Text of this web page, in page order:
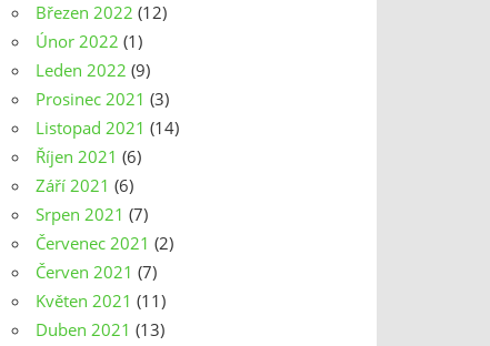
Březen 2022 (12)
Únor 2022 (1)
Leden 2022 (9)
Prosinec 2021 (3)
Listopad 2021 (14)
Říjen 2021 (6)
Září 2021 (6)
Srpen 2021 (7)
Červenec 2021 (2)
Červen 2021 (7)
Květen 2021 (11)
Duben 2021 (13)